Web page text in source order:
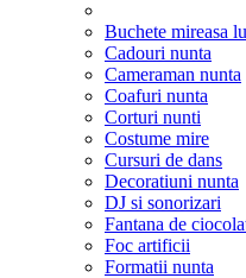
Buchete mireasa
Cadouri nunta
Cameraman nunta
Coafuri nunta
Corturi nunti
Costume mire
Cursuri de dans
Decoratiuni nunta
DJ si sonorizari
Fantana de
Foc artificii
Formatii nunta